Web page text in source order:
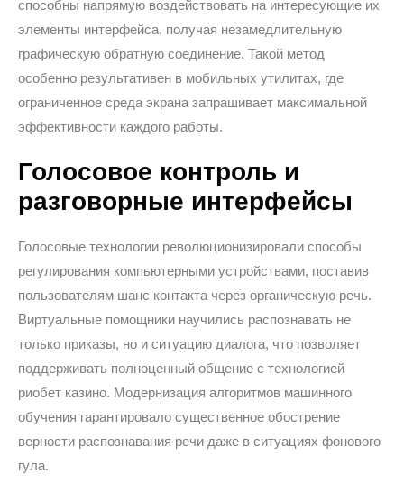
способны напрямую воздействовать на интересующие их
элементы интерфейса, получая незамедлительную
графическую обратную соединение. Такой метод
особенно результативен в мобильных утилитах, где
ограниченное среда экрана запрашивает максимальной
эффективности каждого работы.
Голосовое контроль и
разговорные интерфейсы
Голосовые технологии революционизировали способы
регулирования компьютерными устройствами, поставив
пользователям шанс контакта через органическую речь.
Виртуальные помощники научились распознавать не
только приказы, но и ситуацию диалога, что позволяет
поддерживать полноценный общение с технологией
риобет казино. Модернизация алгоритмов машинного
обучения гарантировало существенное обострение
верности распознавания речи даже в ситуациях фонового
гула.